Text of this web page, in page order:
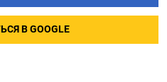
В GOOGLE